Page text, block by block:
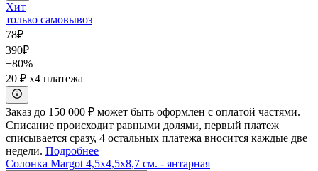
Хит
только самовывоз
78₽
390₽
−80%
20 ₽ x4 платежа
Заказ до 150 000 ₽ может быть оформлен с оплатой частями.
Списание происходит равными долями, первый платеж
списывается сразу, 4 остальных платежа вносится каждые две
недели. Подробнее
Солонка Margot 4,5x4,5x8,7 см. - янтарная